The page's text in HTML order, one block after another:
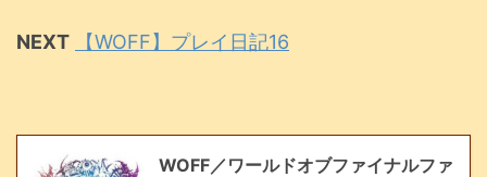
NEXT 【WOFF】プレイ日記16
WOFF／ワールドオブファイナルファ